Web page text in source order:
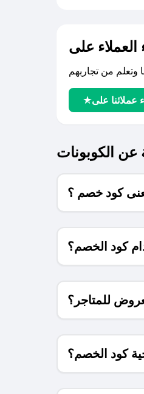
عن الكوبونات
كود خصم ؟
كود الخصم؟
للمتاجر؟
كود الخصم؟